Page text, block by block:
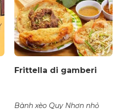
Frittella di gamberi
Bành xèo Quy Nhơn nhỏ